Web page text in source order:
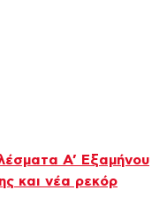
A’ Εξαμήνου
και νέα ρεκόρ